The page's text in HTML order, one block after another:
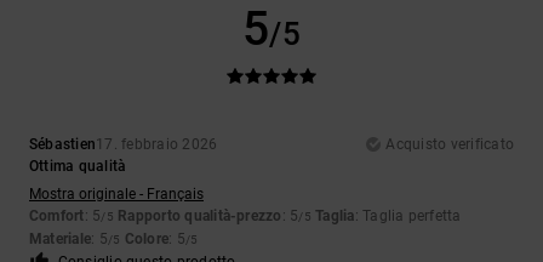
5/5
Sébastien17. febbraio 2026
Acquisto verificato
Ottima qualità
Mostra originale - Français
Comfort: 5/5 Rapporto qualità-prezzo : 5/5 Taglia: Taglia perfetta
Materiale: 5/5 Colore: 5/5